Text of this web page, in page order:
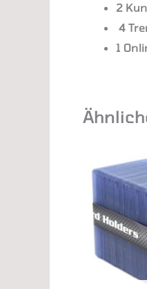
2
4
1